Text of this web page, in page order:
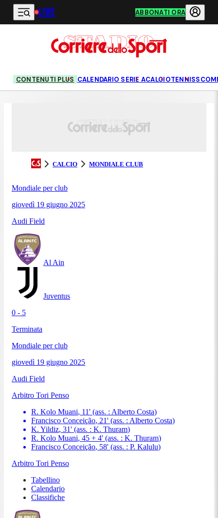
Vai al contenuto principale
LIVE ABBONATI ORA
CONTENUTI PLUS CALENDARIO SERIE ACALCIOTENNIS
CALCIO MONDIALE CLUB
Mondiale per club
giovedì 19 giugno 2025
Audi Field
Al Ain
Juventus
0 - 5
Terminata
Mondiale per club
giovedì 19 giugno 2025
Audi Field
Arbitro Tori Penso
R. Kolo Muani, 11' (ass. : Alberto Costa)
Francisco Conceição, 21' (ass. : Alberto Costa)
K. Yildiz, 31' (ass. : K. Thuram)
R. Kolo Muani, 45 + 4' (ass. : K. Thuram)
Francisco Conceição, 58' (ass. : P. Kalulu)
Arbitro Tori Penso
Tabellino
Calendario
Classifiche